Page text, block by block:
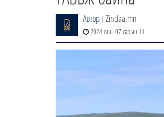
Автор | Zindaa.mn
2024 оны 07 сарын 11